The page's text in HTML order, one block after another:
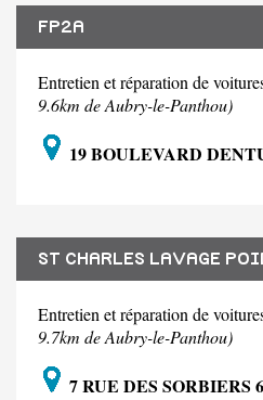
FP2A
Entretien et réparation de
9.6km de Aubry-le-Panthou)
19 BOULEVARD
ST CHARLES LAVAGE
Entretien et réparation de
9.7km de Aubry-le-Panthou)
7 RUE DES SORBIERS